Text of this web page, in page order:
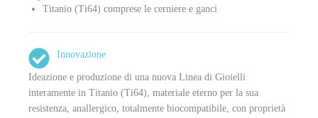
Titanio (Ti64) comprese le cerniere e ganci
Innovazione
Ideazione e produzione di una nuova Linea di Gioielli
interamente in Titanio (Ti64), materiale eterno per la sua
resistenza, anallergico, totalmente biocompatibile, con proprietà